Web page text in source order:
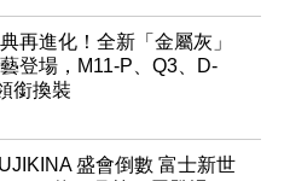
再進化！全新「金屬灰」
登場，M11-P、Q3、D-
銜換裝
盛會倒數 富士新世